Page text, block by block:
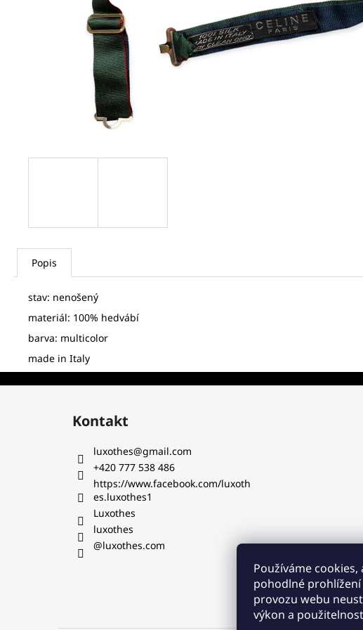
Používáme
pohodlné
provozu webu
výkon a
Popis
stav: nenošený
materiál: 100% hedvábí
barva: multicolor
made in Italy
GAASTRA DÁMSKÁ KOŠILE
720 Kč
JEAN
5 000 Kč
Z
Kontakt
luxothes@gmail.com
+420 777 538 486‬
https://www.facebook.com/luxoth
es.luxothes1
Luxothes
luxothes
@luxothes.com